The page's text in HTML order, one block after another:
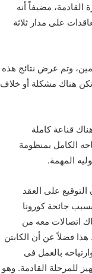
القادمة، مضيفاً أنه
على مدار ثلاثة
وتم عرض نتائج هذه
تكن هناك مشكلة أو خلاف
قناعة كاملة
الكامل بمنظومة
المهمة.
على العقد
جائحة كورونا
اتصالات معه من
فضلاً عن أن الكابتن
بالعمل فى
للمرحلة القادمة. وهو